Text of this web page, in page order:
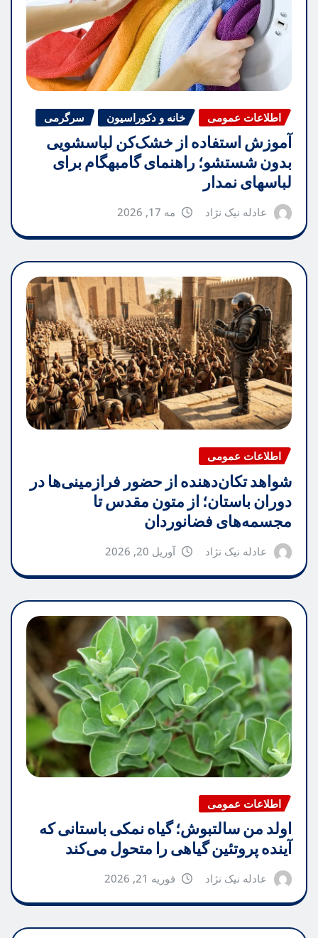
اطلاعات عمومی خانه و دکوراسیون سرگرمی
آموزش استفاده از خشک‌کن لباسشویی
بدون شستشو؛ راهنمای گامبهگام برای
لباسهای نمدار
عادله نیک نژاد مه 17, 2026
اطلاعات عمومی
شواهد تکان‌دهنده از حضور فرازمینی‌ها در
دوران باستان؛ از متون مقدس تا
مجسمه‌های فضانوردان
عادله نیک نژاد آوریل 20, 2026
اطلاعات عمومی
اولد من سالتبوش؛ گیاه نمکی باستانی که
آینده پروتئین گیاهی را متحول می‌کند
عادله نیک نژاد فوریه 21, 2026